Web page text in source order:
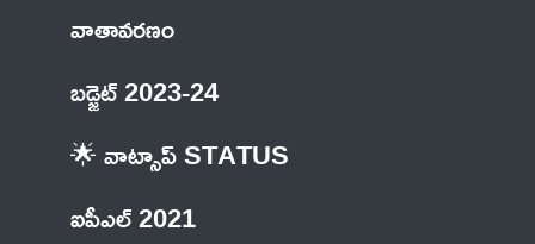
వాతావరణం
బడ్జెట్ 2023-24
🌟 వాట్సాప్ STATUS
ఐపీఎల్ 2021